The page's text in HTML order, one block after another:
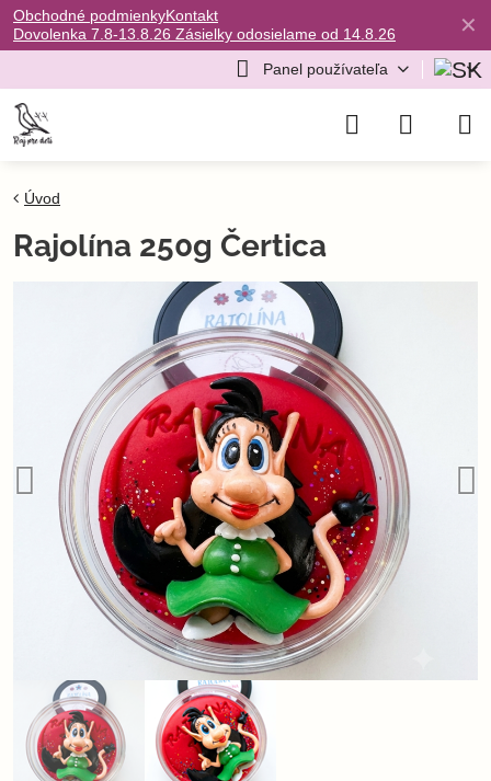
✕
Obchodné podmienkyKontakt
Dovolenka 7.8-13.8.26 Zásielky odosielame od 14.8.26
Panel používateľa
Úvod
Rajolína 250g Čertica